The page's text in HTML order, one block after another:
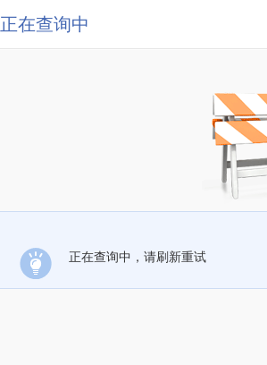
正在查询中
正在查询中，请刷新重试